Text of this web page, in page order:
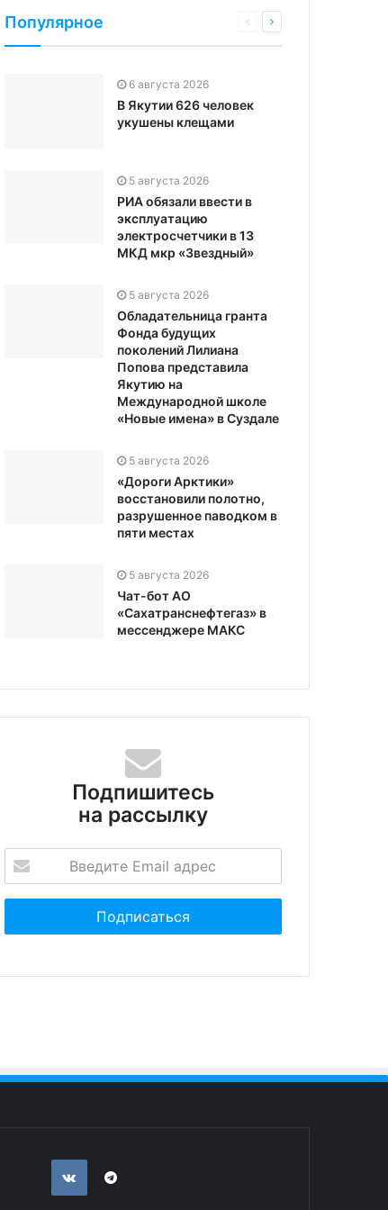
Популярное
6 августа 2026
В Якутии 626 человек
укушены клещами
5 августа 2026
РИА обязали ввести в
эксплуатацию
электросчетчики в 13
МКД мкр «Звездный»
5 августа 2026
Обладательница гранта
Фонда будущих
поколений Лилиана
Попова представила
Якутию на
Международной школе
«Новые имена» в Суздале
5 августа 2026
«Дороги Арктики»
восстановили полотно,
разрушенное паводком в
пяти местах
5 августа 2026
Чат-бот АО
«Сахатранснефтегаз» в
мессенджере МАКС
Подпишитесь
на рассылку